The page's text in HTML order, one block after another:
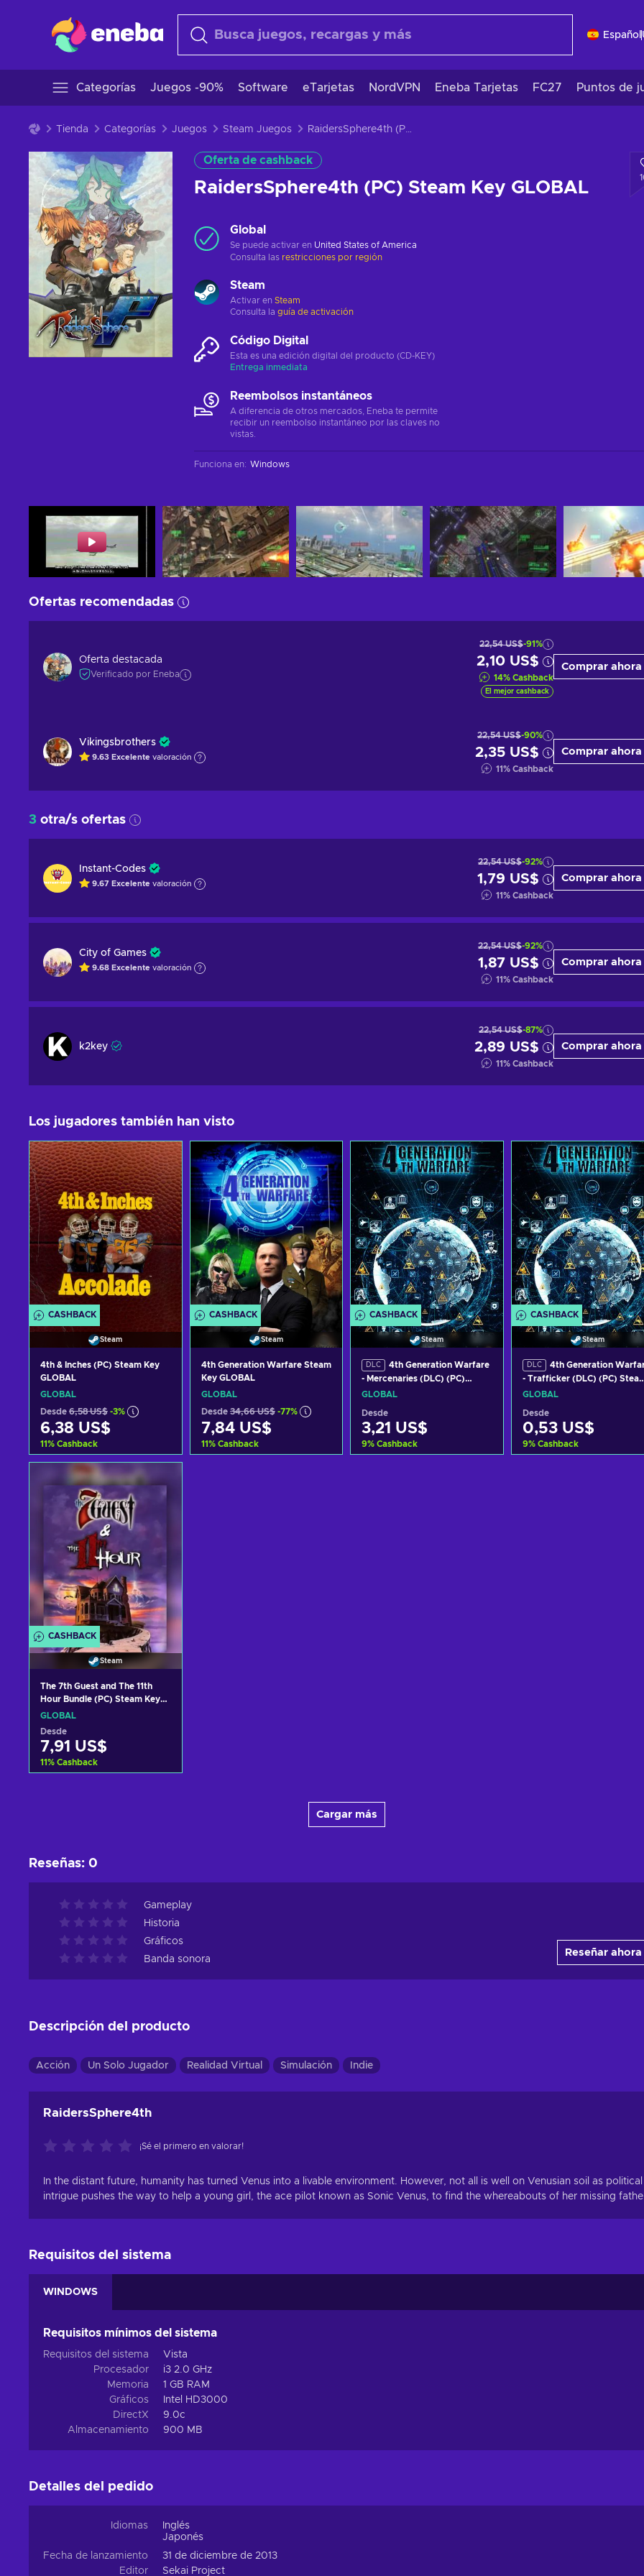
Español
Categorías Juegos -90% Software eTarjetas NordVPN Eneba Tarjetas FC27 Puntos de
Tienda Categorías Juegos Steam Juegos RaidersSphere4th (PC) Steam Key GLOBAL
Oferta de cashback
RaidersSphere4th (PC) Steam Key GLOBAL
Global
Se puede activar en United States of America
Consulta las restricciones por región
Steam
Activar en Steam
Consulta la guía de activación
Código Digital
Esta es una edición digital del producto (CD-KEY)
Entrega inmediata
Reembolsos instantáneos
A diferencia de otros mercados, Eneba te permite
recibir un reembolso instantáneo por las claves no
vistas.
Funciona en: Windows
Ofertas recomendadas
Oferta destacada
Verificado por Eneba
22,54 US$-91%
2,10 US$
14% Cashback
El mejor cashback
Comprar ahora
Vikingsbrothers
9.63 Excelente valoración
22,54 US$-90%
2,35 US$
11% Cashback
Comprar ahora
3 otra/s ofertas
Instant-Codes
9.67 Excelente valoración
22,54 US$-92%
1,79 US$
11% Cashback
Comprar ahora
City of Games
9.68 Excelente valoración
22,54 US$-92%
1,87 US$
11% Cashback
Comprar ahora
k2key
22,54 US$-87%
2,89 US$
11% Cashback
Comprar ahora
Los jugadores también han visto
CASHBACK
Steam
4th & Inches (PC) Steam Key
GLOBAL
GLOBAL
Desde 6,58 US$ -3%
6,38 US$
11% Cashback
Añadir al carrito
Ver ofertas
CASHBACK
Steam
4th Generation Warfare Steam
Key GLOBAL
GLOBAL
Desde 34,66 US$ -77%
7,84 US$
11% Cashback
CASHBACK
Steam
DLC
4th Generation Warfare
- Mercenaries (DLC) (PC)
Steam Key GLOBAL
GLOBAL
Desde
3,21 US$
9% Cashback
CASHBACK
Steam
DLC
4th Generation
- Trafficker (DLC) (PC)
Key GLOBAL
GLOBAL
Desde
0,53 US$
9% Cashback
CASHBACK
Steam
The 7th Guest and The 11th
Hour Bundle (PC) Steam Key
GLOBAL
GLOBAL
Desde
7,91 US$
11% Cashback
Cargar más
Reseñas: 0
Gameplay
Historia
Gráficos
Banda sonora
Reseñar ahora
Descripción del producto
Acción Un Solo Jugador Realidad Virtual Simulación Indie
RaidersSphere4th
¡Sé el primero en valorar!
In the distant future, humanity has turned Venus into a livable environment. However, not all is well on Venusian soil as political
intrigue pushes the way to help a young girl, the ace pilot known as Sonic Venus, to find the whereabouts of her missing
Requisitos del sistema
WINDOWS
Requisitos mínimos del sistema
Requisitos del sistema
Vista
Procesador
i3 2.0 GHz
Memoria
1 GB RAM
Gráficos
Intel HD3000
DirectX
9.0c
Almacenamiento
900 MB
Detalles del pedido
Idiomas
Inglés
Japonés
Fecha de lanzamiento
31 de diciembre de 2013
Editor
Sekai Project